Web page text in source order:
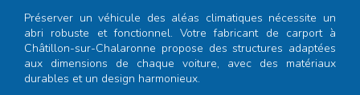
Préserver un véhicule des aléas climatiques nécessite un
abri robuste et fonctionnel. Votrefabricant de carport à
Châtillon-sur-Chalaronne propose des structures adaptées
aux dimensions de chaque voiture, avec des matériaux
durables et un design harmonieux.